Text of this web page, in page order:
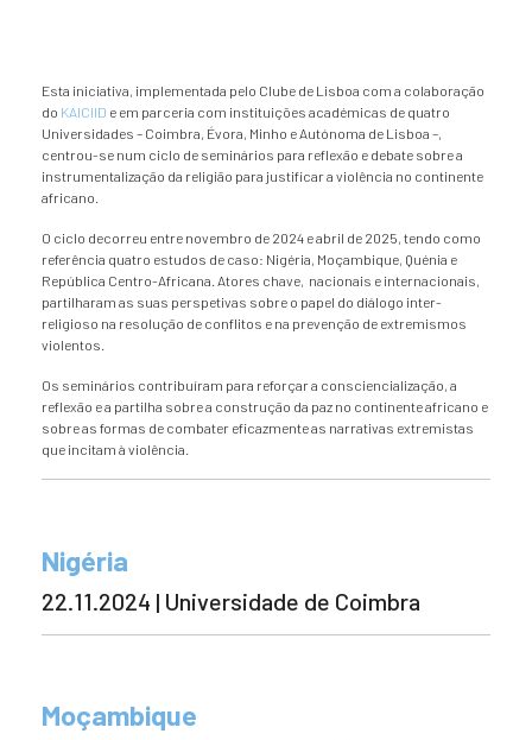
Esta iniciativa, implementada pelo Clube de Lisboa com a colaboração
do KAICIID e em parceria com instituições académicas de quatro
Universidades – Coimbra, Évora, Minho e Autónoma de Lisboa –,
centrou-se num ciclo de seminários para reflexão e debate sobre a
instrumentalização da religião para justificar a violência no continente
africano.
O ciclo decorreu entre novembro de 2024 e abril de 2025, tendo como
referência quatro estudos de caso: Nigéria, Moçambique, Quénia e
República Centro-Africana. Atores chave, nacionais e internacionais,
partilharam as suas perspetivas sobre o papel do diálogo inter-
religioso na resolução de conflitos e na prevenção de extremismos
violentos.
Os seminários contribuíram para reforçar a consciencialização, a
reflexão e a partilha sobre a construção da paz no continente africano e
sobre as formas de combater eficazmente as narrativas extremistas
que incitam à violência.
Nigéria
22.11.2024 | Universidade de Coimbra
Moçambique